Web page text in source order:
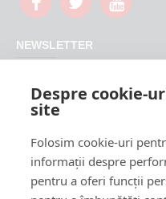
NEWSLETTER
FeederShop
CAPTCHA
Please complete the
Despre cookie-
site
Folosim cookie-uri
informații despre
pentru a oferi funcții